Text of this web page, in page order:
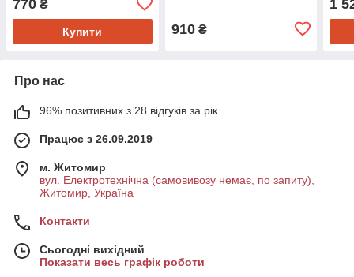
770 ₴
Купити 910₴
1
Про нас
96% позитивних з 28 відгуків за рік
Працює з 26.09.2019
м. Житомир
вул. Електротехнічна (самовивозу немає, по запиту),
Житомир, Україна
Контакти
Сьогодні вихідний
Показати весь графік роботи